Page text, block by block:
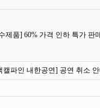
제품] 60% 가격 인하 특가 판
캘파인 내한공연] 공연 취소